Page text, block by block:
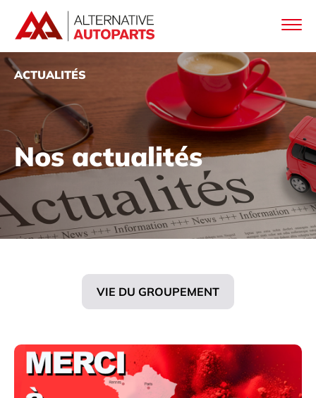
ACTUALITÉS
Nos actualités
VIE DU GROUPEMENT